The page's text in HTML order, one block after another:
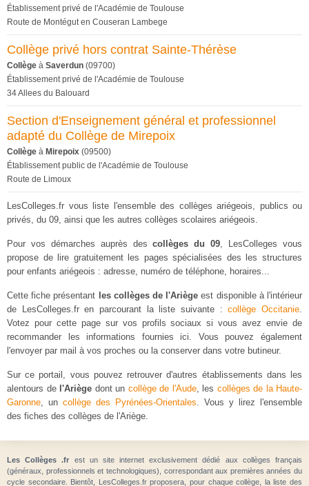
Établissement privé de l'Académie de Toulouse
Route de Montégut en Couseran Lambege
Collège privé hors contrat Sainte-Thérèse
Collège à Saverdun (09700)
Établissement privé de l'Académie de Toulouse
34 Allees du Balouard
Section d'Enseignement général et professionnel
adapté du Collège de Mirepoix
Collège à Mirepoix (09500)
Établissement public de l'Académie de Toulouse
Route de Limoux
LesColleges.fr vous liste l'ensemble des collèges ariégeois, publics ou
privés, du 09, ainsi que les autres collèges scolaires ariégeois.
Pour vos démarches auprès descollèges du 09, LesColleges vous
propose de lire gratuitement les pages spécialisées des les structures
pour enfants ariégeois : adresse, numéro de téléphone, horaires...
Cette fiche présentant les collèges de l'Ariège est disponible à l'intérieur
de LesColleges.fr en parcourant la liste suivante :collège Occitanie.
Votez pour cette page sur vos profils sociaux si vous avez envie de
recommander les informations fournies ici. Vous pouvez également
l'envoyer par mail à vos proches ou la conserver dans votre butineur.
Sur ce portail, vous pouvez retrouver d'autres établissements dans les
alentours de l'Ariège dont un collège de l'Aude, les collèges de la Haute-
Garonne, un collège des Pyrénées-Orientales. Vous y lirez l'ensemble
des fiches des collèges de l'Ariège.
Les Collèges .fr est un site internet exclusivement dédié aux collèges français
(généraux, professionnels et technologiques), correspondant aux premières années du
cycle secondaire. Bientôt, LesColleges.fr proposera, pour chaque collège, la liste des